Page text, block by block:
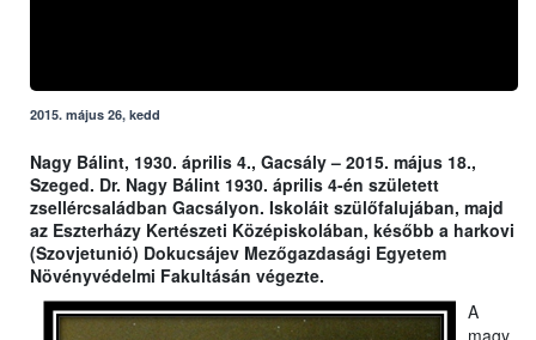
2015. május 26, kedd
Nagy Bálint, 1930. április 4., Gacsály – 2015. május 18.,
Szeged. Dr. Nagy Bálint 1930. április 4-én született
zsellércsaládban Gacsályon. Iskoláit szülőfalujában, majd
az Eszterházy Kertészeti Középiskolában, később a harkovi
(Szovjetunió) Dokucsájev Mezőgazdasági Egyetem
Növényvédelmi Fakultásán végezte.
A